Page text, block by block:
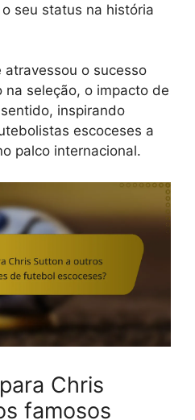
seu status na história
atravessou o sucesso
seleção, o impacto de
inspirando
escoceses a
palco internacional.
Chris
famosos